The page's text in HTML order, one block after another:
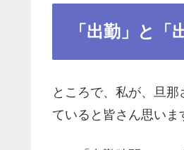
「出勤」と「
ところで、私が、旦
ていると皆さん思いま